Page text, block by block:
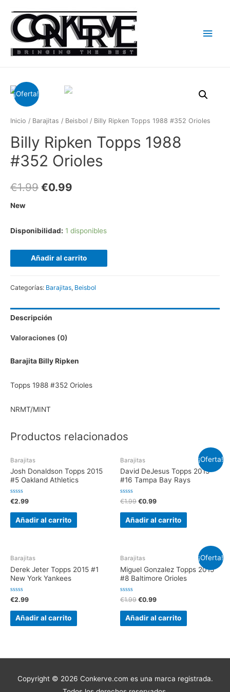
¡Oferta!
Inicio / Barajitas / Beisbol / Billy Ripken Topps 1988 #352 Orioles
Billy Ripken Topps 1988
#352 Orioles
€1.99 €0.99
New
Disponibilidad: 1 disponibles
Añadir al carrito
Categorías: Barajitas, Beisbol
Descripción
Valoraciones (0)
Barajita Billy Ripken
Topps 1988 #352 Orioles
NRMT/MINT
Productos relacionados
Barajitas
Josh Donaldson Topps 2015
#5 Oakland Athletics
V
a
l
a
0
d
e
5
€2.99
Añadir al carrito
¡Oferta!
Barajitas
David DeJesus Topps 2015
#16 Tampa Bay Rays
V
a
l
a
0
d
e
5
€1.99 €0.99
Añadir al carrito
Barajitas
Derek Jeter Topps 2015 #1
New York Yankees
V
a
l
a
d
€2.99
Añadir al carrito
¡Oferta!
Barajitas
Miguel Gonzalez Topps 2015
#8 Baltimore Orioles
V
a
l
a
d
€1.99 €0.99
Añadir al carrito
Copyright © 2026 Conkerve.com es una marca registrada.